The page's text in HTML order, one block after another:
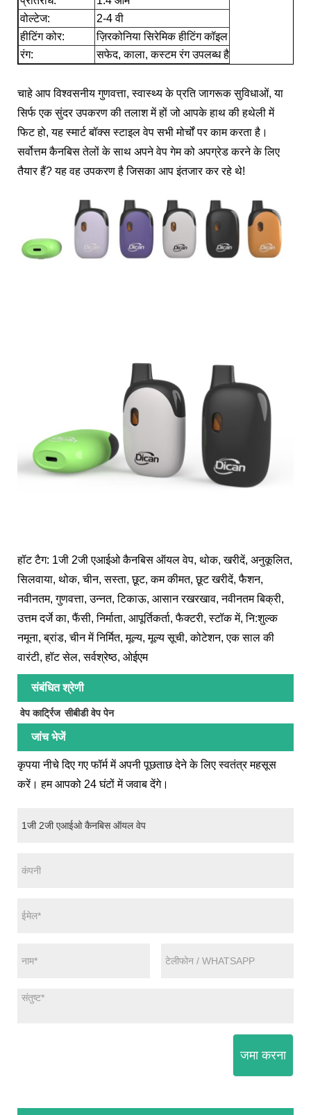
वोल्टेज:
2-4 वी
हीटिंग कोर:
ज़िरकोनिया सिरेमिक हीटिंग कॉइल
रंग:
सफेद, काला, कस्टम रंग उपलब्ध है
चाहे आप विश्वसनीय गुणवत्ता, स्वास्थ्य के प्रति जागरूक सुविधाओं, या
सिर्फ एक सुंदर उपकरण की तलाश में हों जो आपके हाथ की हथेली में
फिट हो, यह स्मार्ट बॉक्स स्टाइल वेप सभी मोर्चों पर काम करता है।
सर्वोत्तम कैनबिस तेलों के साथ अपने वेप गेम को अपग्रेड करने के लिए
तैयार हैं? यह वह उपकरण है जिसका आप इंतजार कर रहे थे!
हॉट टैग: 1जी 2जी एआईओ कैनबिस ऑयल वेप, थोक, खरीदें, अनुकूलित,
सिलवाया, थोक, चीन, सस्ता, छूट, कम कीमत, छूट खरीदें, फैशन,
नवीनतम, गुणवत्ता, उन्नत, टिकाऊ, आसान रखरखाव, नवीनतम बिक्री,
उत्तम दर्जे का, फैंसी, निर्माता, आपूर्तिकर्ता, फैक्टरी, स्टॉक में, नि:शुल्क
नमूना, ब्रांड, चीन में निर्मित, मूल्य, मूल्य सूची, कोटेशन, एक साल की
वारंटी, हॉट सेल, सर्वश्रेष्ठ, ओईएम
संबंधित श्रेणी
वेप कार्ट्रिज सीबीडी वेप पेन
जांच भेजें
कृपया नीचे दिए गए फॉर्म में अपनी पूछताछ देने के लिए स्वतंत्र महसूस
करें। हम आपको 24 घंटों में जवाब देंगे।
जमा करना